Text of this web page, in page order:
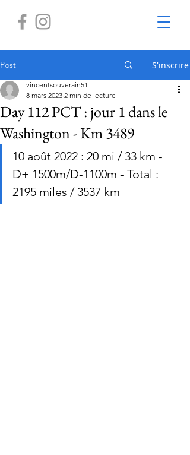
Post S'inscrire
Day 112 PCT : jour 1 dans le
Washington - Km 3489
vincentsouverain51
8 mars 2023 2 min de lecture
10 août 2022 : 20 mi / 33 km -
D+ 1500m/D-1100m - Total :
2195 miles / 3537 km